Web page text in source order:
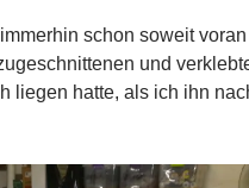
schon soweit voran
und
liegen hatte, als ich ihn